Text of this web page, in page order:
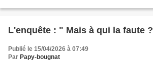
L'enquête : " Mais à qui la faute ?
Publié le 15/04/2026 à 07:49
Par Papy-bougnat